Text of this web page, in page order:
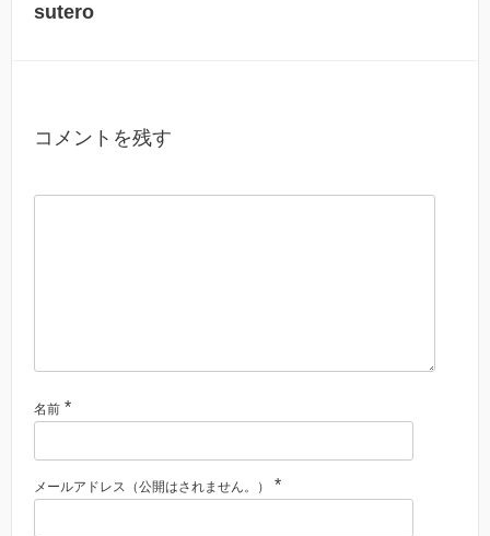
sutero
コメントを残す
名前 *
メールアドレス（公開はされません。） *